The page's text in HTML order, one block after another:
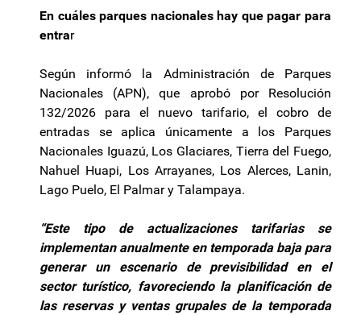
En cuáles parques nacionales hay que pagar para
entrar
Según informó la Administración de Parques
Nacionales (APN), que aprobó por Resolución
132/2026 para el nuevo tarifario, el cobro de
entradas se aplica únicamente a los Parques
Nacionales Iguazú, Los Glaciares, Tierra del Fuego,
Nahuel Huapi, Los Arrayanes, Los Alerces, Lanin,
Lago Puelo, El Palmar y Talampaya.
“Este tipo de actualizaciones tarifarias se
implementan anualmente en temporada baja para
generar un escenario de previsibilidad en el
sector turístico, favoreciendo la planificación de
las reservas y ventas grupales de la temporada